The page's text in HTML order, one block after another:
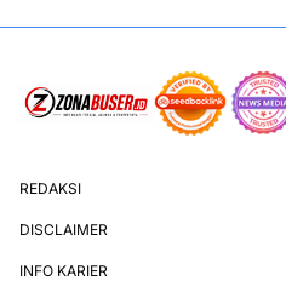
REDAKSI
DISCLAIMER
INFO KARIER